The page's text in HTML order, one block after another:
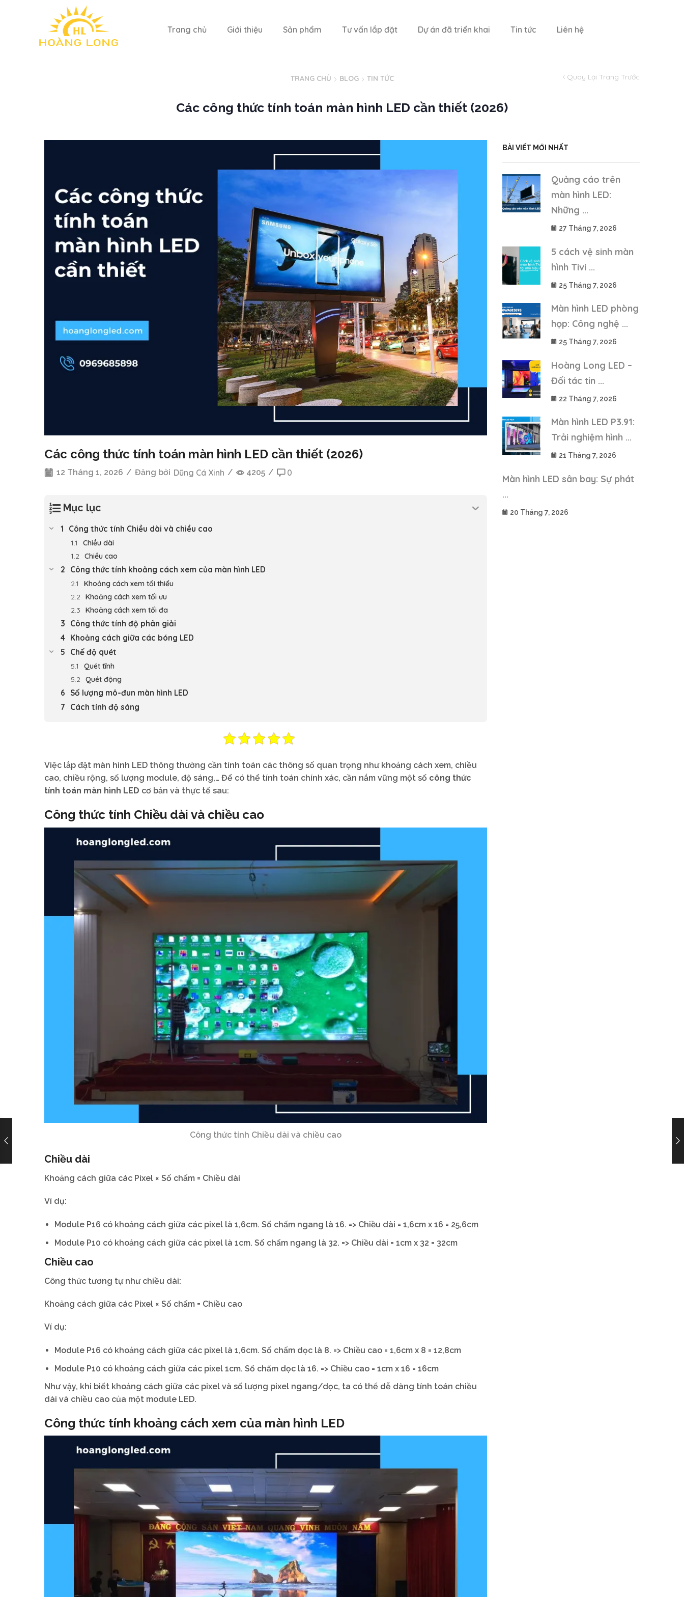
Trang chủ Giới thiệu Sản phẩm Tư vấn lắp đặt Dự án đã triển khai Tin tức Liên hệ
Quay Lại Trang Trước
TRANG CHỦ BLOG TIN TỨC
Các công thức tính toán màn hình LED cần thiết (2026)
Các công thức tính toán màn hình LED cần thiết (2026)
12 Tháng 1, 2026 / Đăng bởi Dũng Cá Xinh / 4205 / 0
Mục lục
Công thức tính Chiều dài và chiều cao
Chiều dài
Chiều cao
Công thức tính khoảng cách xem của màn hình LED
Khoảng cách xem tối thiểu
Khoảng cách xem tối ưu
Khoảng cách xem tối đa
Công thức tính độ phân giải
Khoảng cách giữa các bóng LED
Chế độ quét
Quét tĩnh
Quét động
Số lượng mô-đun màn hình LED
Cách tính độ sáng
Việc lắp đặt màn hình LED thông thường cần tính toán các thông số quan trọng như khoảng cách xem, chiều
cao, chiều rộng, số lượng module, độ sáng,… Để có thể tính toán chính xác, cần nắm vững một số công thức
tính toán màn hình LED cơ bản và thực tế sau:
Công thức tính Chiều dài và chiều cao
Công thức tính Chiều dài và chiều cao
Chiều dài
Khoảng cách giữa các Pixel × Số chấm = Chiều dài
Ví dụ:
Module P16 có khoảng cách giữa các pixel là 1,6cm. Số chấm ngang là 16. => Chiều dài = 1,6cm x 16 = 25,6cm
Module P10 có khoảng cách giữa các pixel là 1cm. Số chấm ngang là 32. => Chiều dài = 1cm x 32 = 32cm
Chiều cao
Công thức tương tự như chiều dài:
Khoảng cách giữa các Pixel × Số chấm = Chiều cao
Ví dụ:
Module P16 có khoảng cách giữa các pixel là 1,6cm. Số chấm dọc là 8. => Chiều cao = 1,6cm x 8 = 12,8cm
Module P10 có khoảng cách giữa các pixel 1cm. Số chấm dọc là 16. => Chiều cao = 1cm x 16 = 16cm
Như vậy, khi biết khoảng cách giữa các pixel và số lượng pixel ngang/dọc, ta có thể dễ dàng tính toán chiều
dài và chiều cao của một module LED.
Công thức tính khoảng cách xem của màn hình LED
BÀI VIẾT MỚI NHẤT
Quảng cáo trên
màn hình LED:
Những ...
27 Tháng 7, 2026
5 cách vệ sinh màn
hình Tivi ...
25 Tháng 7, 2026
Màn hình LED phòng
họp: Công nghệ ...
25 Tháng 7, 2026
Hoàng Long LED –
Đối tác tin ...
22 Tháng 7, 2026
Màn hình LED P3.91:
Trải nghiệm hình ...
21 Tháng 7, 2026
Màn hình LED sân bay: Sự phát
...
20 Tháng 7, 2026